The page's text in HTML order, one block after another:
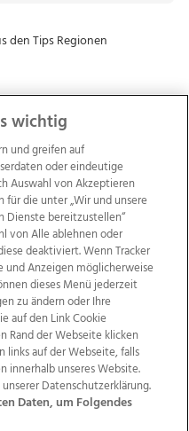
Kontakt
Jobs
AGB Anzeigekunden
Politische Werbung
wichtig
und greifen auf
oder eindeutige
Auswahl von Akzeptieren
für die unter „Wir und unsere
Dienste bereitzustellen“
von Alle ablehnen oder
deaktiviert. Wenn Tracker
und Anzeigen möglicherweise
dieses Menü jederzeit
zu ändern oder Ihre
auf den Link Cookie
Rand der Webseite klicken
links auf der Webseite, falls
innerhalb unseres Website.
Datenschutzerklärung.
Daten, um Folgendes